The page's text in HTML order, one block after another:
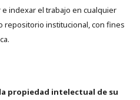
indexar el trabajo en cualquier
repositorio institucional, con fines
propiedad intelectual de su